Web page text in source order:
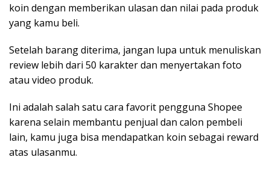
koin dengan memberikan ulasan dan nilai pada produk
yang kamu beli.
Setelah barang diterima, jangan lupa untuk menuliskan
review lebih dari 50 karakter dan menyertakan foto
atau video produk.
Ini adalah salah satu cara favorit pengguna Shopee
karena selain membantu penjual dan calon pembeli
lain, kamu juga bisa mendapatkan koin sebagai reward
atas ulasanmu.